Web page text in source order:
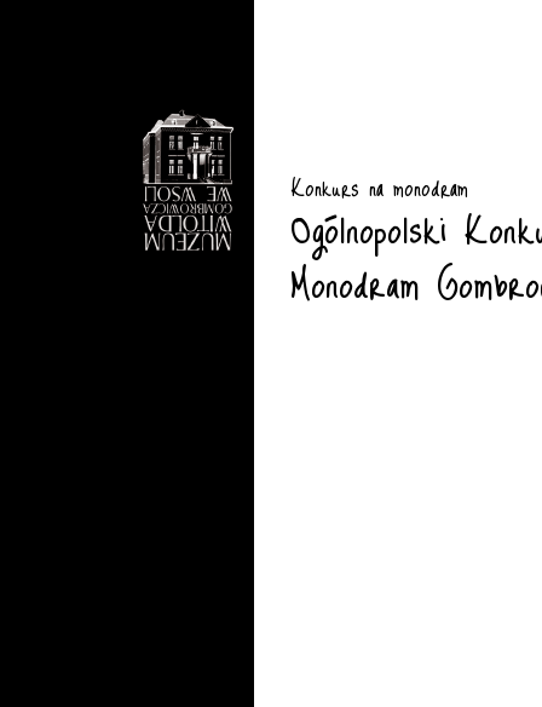
Konkurs na monodram
Ogólnopolski
Monodram